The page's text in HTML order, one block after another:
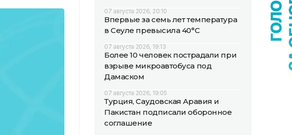
07 августа 2026, 20:10
Впервые за семь лет температура
в Сеуле превысила 40°C
07 августа 2026, 19:13
Более 10 человек пострадали при
взрыве микроавтобуса под
Дамаском
07 августа 2026, 19:05
Турция, Саудовская Аравия и
Пакистан подписали оборонное
соглашение